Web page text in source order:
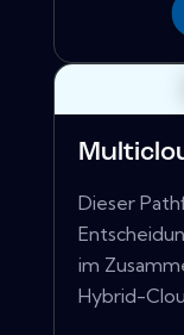
Dieser
im
Hybrid-